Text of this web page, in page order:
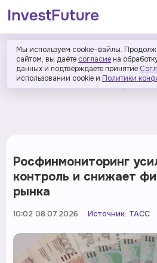
Мы используем cookie-файлы.
сайтом, вы даёте согласие на
данных и подтверждаете принятие
использовании cookie и Политики
Росфинмониторинг
контроль и снижает
рынка
10:02 08.07.2026 Источник: ТАСС